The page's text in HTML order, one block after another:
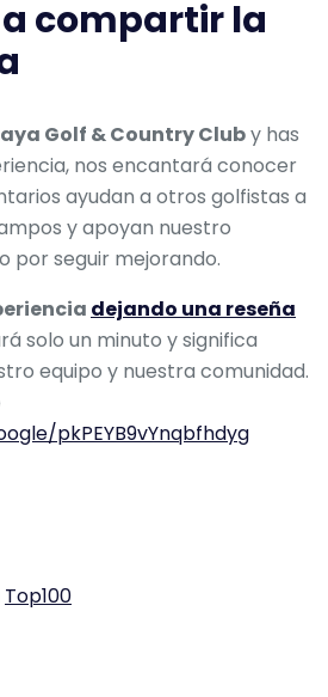
compartir la
Golf & Country Cluby has
nos encantará conocer
ayudan a otros golfistas a
y apoyan nuestro
por seguir mejorando.
dejando una reseña
solo un minuto y significa
equipo y nuestra comunidad.
pkPEYB9vYnqbfhdyg
Top100